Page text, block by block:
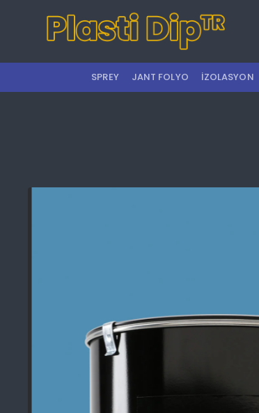
SPREY JANT FOLYO İZOLASYON